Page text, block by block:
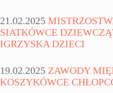
21.02.2025
SIATKÓWCE
IGRZYSKA DZIECI
19.02.2025 ZAWODY
KOSZYKÓWCE